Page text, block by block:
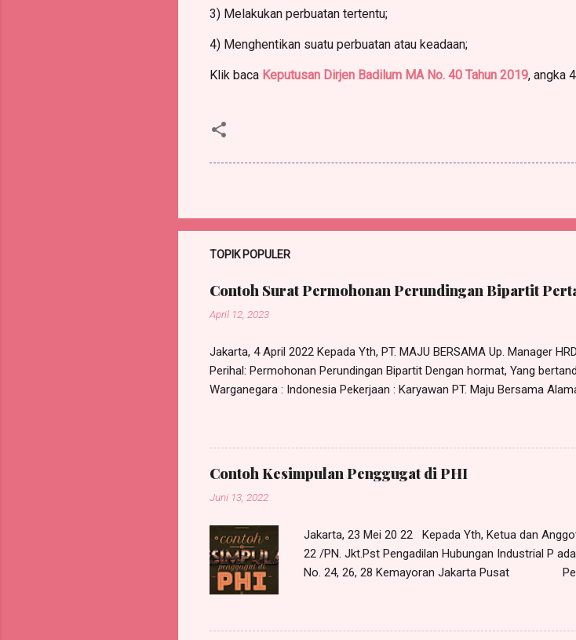
3) Melakukan perbuatan tertentu;
4) Menghentikan suatu perbuatan atau keadaan;
Klik baca Keputusan Dirjen Badilum MA No. 40 Tahun 2019, angka
TOPIK POPULER
Contoh Surat Permohonan Perundingan Bipartit
April 12, 2023
Jakarta, 4 April 2022 Kepada Yth, PT. MAJU BERSAMA Up. Manager
Perihal: Permohonan Perundingan Bipartit Dengan hormat, Yang
Warganegara : Indonesia Pekerjaan : Karyawan PT. Maju Bersama
bipartit antara saya dengan manajemen PT. Maju Bersama, maka
melakukan perundingan bipartit pada: Hari : Senin Tanggal : 11 April
PT. Maju Berama Jl. Mawar No. 5 Pulogadung, Jakarta Timur Adapun
permasalahan pemutusan hubungan kerja (PHK) yang dilakukan PT.
Contoh Kesimpulan Penggugat di PHI
Juni 13, 2022
Jakarta, 23 Mei 20 22 Kepada Yth, Ketua dan
22 /PN. Jkt.Pst Pengadilan Hubungan Industrial P
No. 24, 26, 28 Kemayoran Jakarta Pusat
Law Office Harris Manalu & Partners , beralamat di
Jakarta Timur-13850, selaku kuasa para Penggugat,